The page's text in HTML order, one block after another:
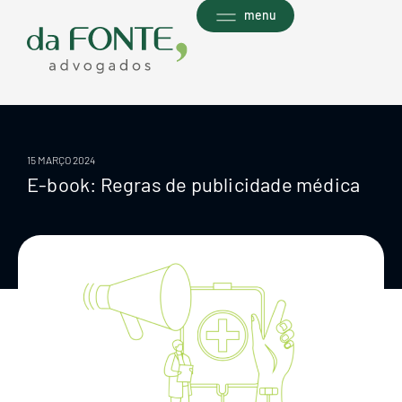
conteúdo
menu
15 MARÇO 2024
E-book: Regras de publicidade médica